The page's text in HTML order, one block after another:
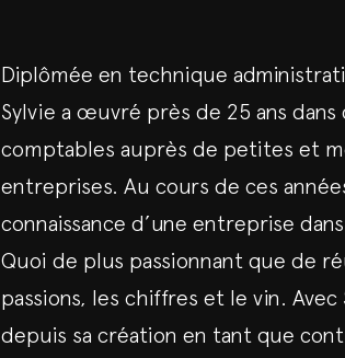
Diplômée en technique
Sylvie a œuvré près de 25 ans dans
comptables auprès de petites et
entreprises. Au cours de ces
connaissance d’une entreprise
Quoi de plus passionnant que de
passions, les chiffres et le vin. Avec
depuis sa création en tant que